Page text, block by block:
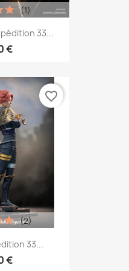
33...
€
(1)
33...
€
(2)
favorite_border